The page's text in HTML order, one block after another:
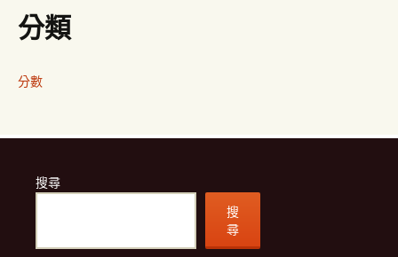
分類
分數
搜尋
搜
尋